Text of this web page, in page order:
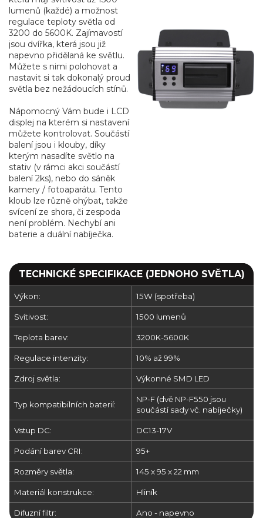
lumenů (každé) a možnost
regulace teploty světla od
3200 do 5600K. Zajímavostí
jsou dvířka, která jsou již
napevno přidělaná ke světlu.
Můžete s nimi polohovat a
nastavit si tak dokonalý proud
světla bez nežádoucích stínů.
Nápomocný Vám bude i LCD
displej na kterém si nastavení
můžete kontrolovat. Součástí
balení jsou i klouby, díky
kterým nasadíte světlo na
stativ (v rámci akci součástí
balení 2ks), nebo do sáněk
kamery / fotoaparátu. Tento
kloub lze různě ohýbat, takže
svícení ze shora, či zespoda
není problém. Nechybí ani
baterie a duální nabíječka.
TECHNICKÉ SPECIFIKACE (JEDNOHO SVĚTLA)
Výkon: 15W (spotřeba)
Svítivost: 1500 lumenů
Teplota barev: 3200K-5600K
Regulace intenzity: 10% až 99%
Zdroj světla: Výkonné SMD LED
Typ kompatibilních baterií:
NP-F (dvě NP-F550 jsou
součástí sady vč. nabíječky)
Vstup DC: DC13-17V
Podání barev CRI: 95+
Rozměry světla: 145 x 95 x 22 mm
Materiál konstrukce: Hliník
Difuzní filtr: Ano - napevno